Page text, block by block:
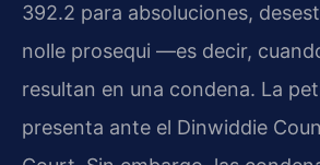
392.2 para absoluciones,
nolle prosequi —es decir,
resultan en una condena. La
presenta ante el Dinwiddie